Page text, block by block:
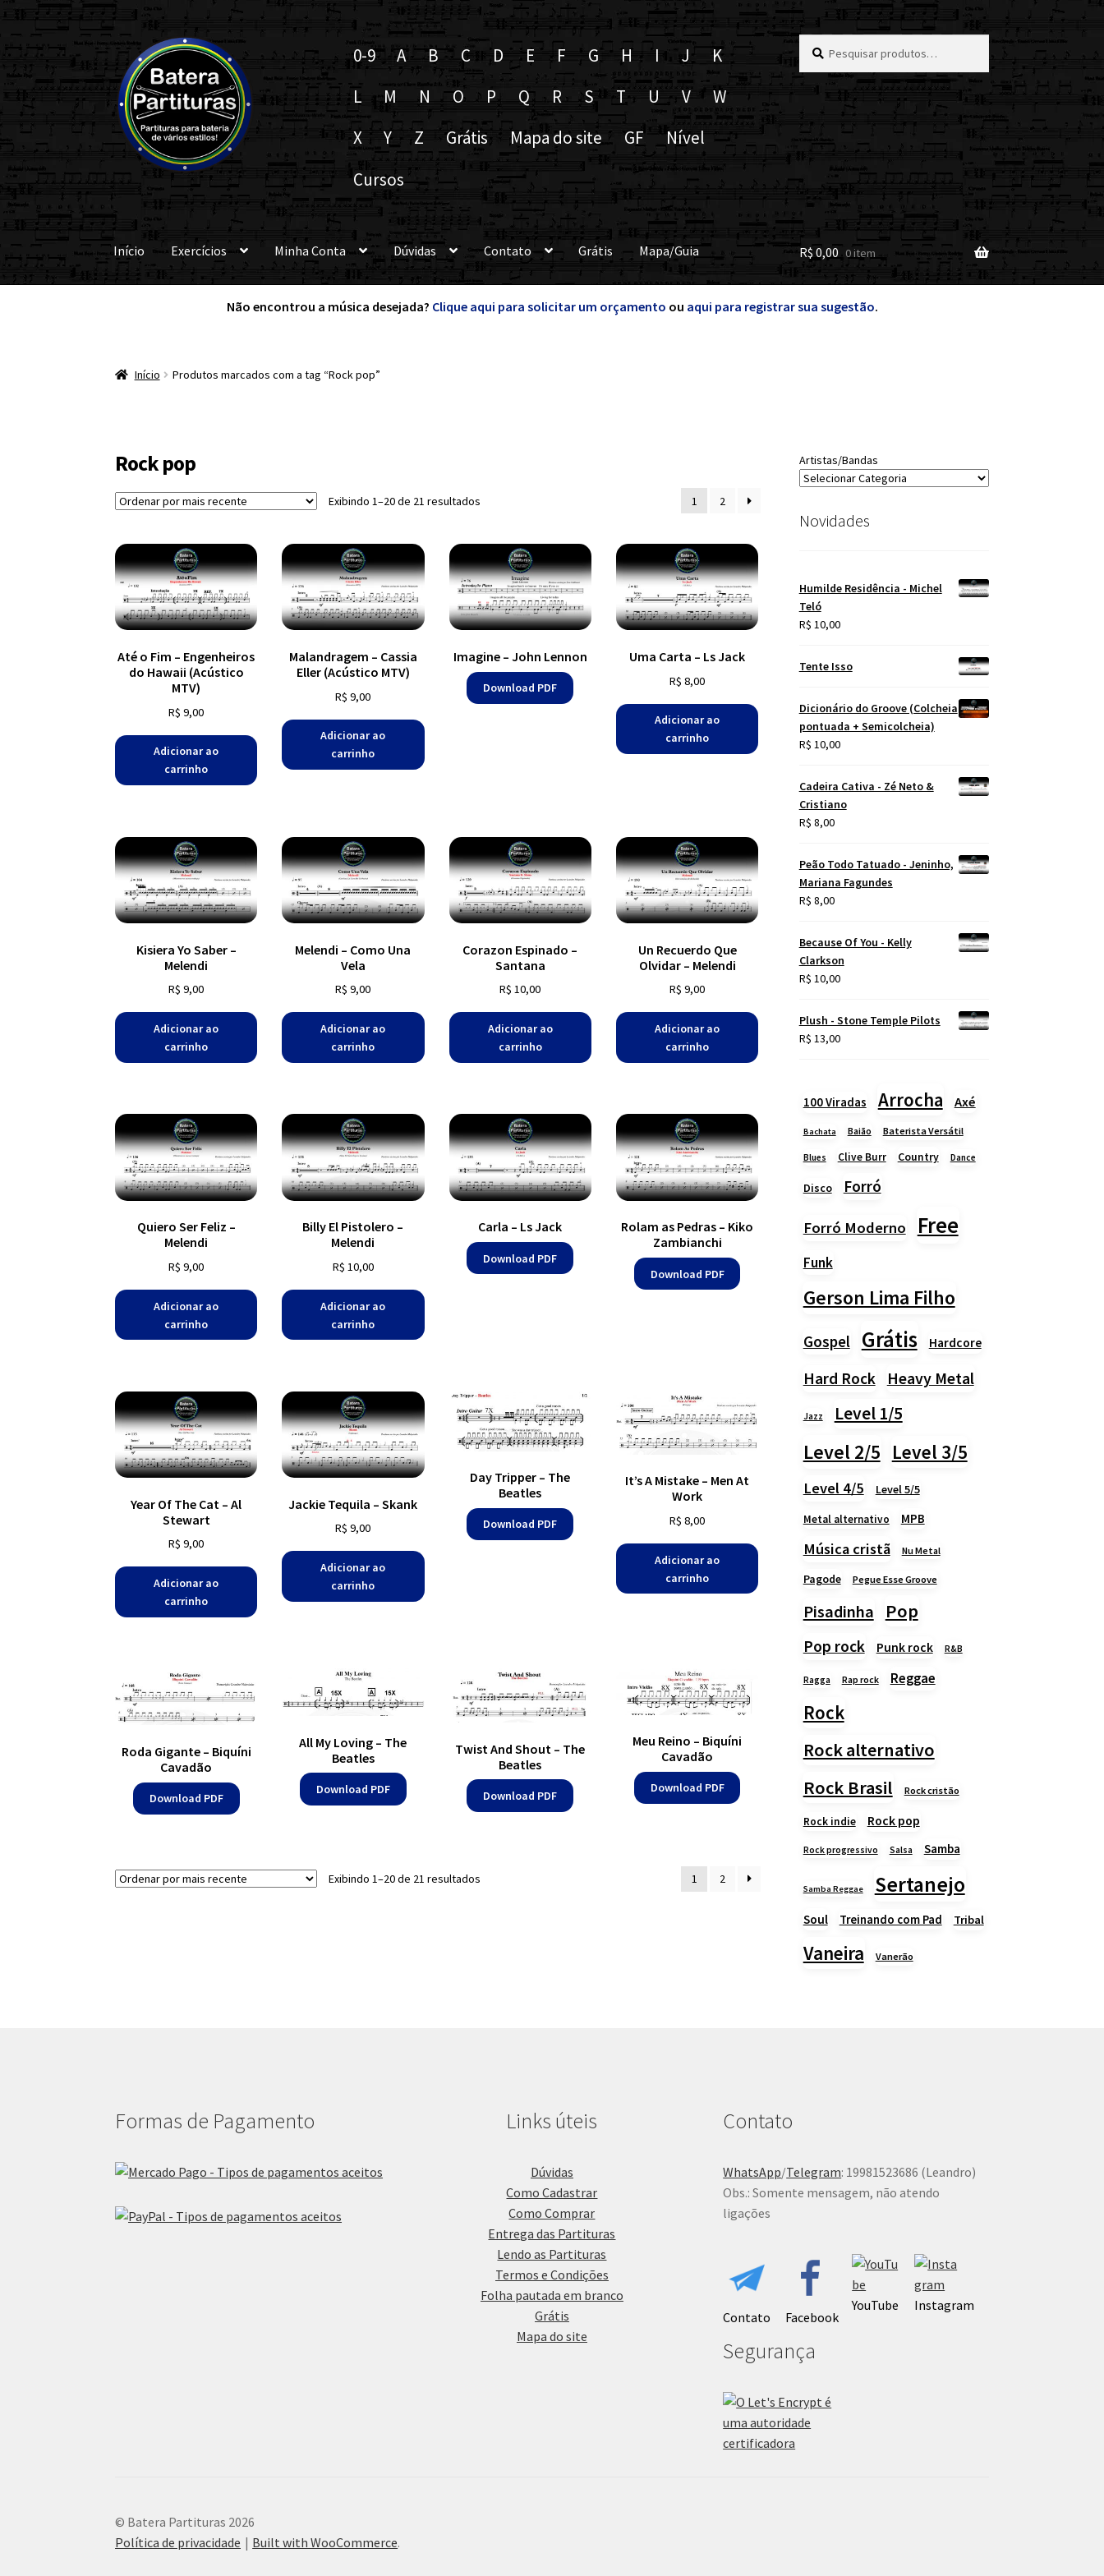
Pular
para
navegação
Pular
para
o
conteúdo
0-9 A B C D E F G H I J
K
L
M N O P Q R S T U V
W
X
Y Z Grátis Mapa do site GF
Nível
Cursos
por:
Início Exercícios Minha Conta Dúvidas Contato Grátis Mapa/Guia R$ 0,00 0 item
Não encontrou a música desejada? Clique aqui para solicitar um orçamento ou aqui para registrar sua sugestão.
Início Produtos marcados com a tag “Rock pop”
Rock pop
Exibindo 1–20 de 21 resultados
recente
1 2
Até o Fim – Engenheiros
do Hawaii (Acústico
MTV)
R$ 9,00
Adicionar ao
carrinho
Malandragem – Cassia
Eller (Acústico MTV)
R$ 9,00
Adicionar ao
carrinho
Imagine – John Lennon
Download PDF
Uma Carta – Ls Jack
R$ 8,00
Adicionar ao
carrinho
Kisiera Yo Saber –
Melendi
R$ 9,00
Adicionar ao
carrinho
Melendi – Como Una
Vela
R$ 9,00
Adicionar ao
carrinho
Corazon Espinado –
Santana
R$ 10,00
Adicionar ao
carrinho
Un Recuerdo Que
Olvidar – Melendi
R$ 9,00
Adicionar ao
carrinho
Quiero Ser Feliz –
Melendi
R$ 9,00
Adicionar ao
carrinho
Billy El Pistolero –
Melendi
R$ 10,00
Adicionar ao
carrinho
Carla – Ls Jack
Download PDF
Rolam as Pedras – Kiko
Zambianchi
Download PDF
Year Of The Cat – Al
Stewart
R$ 9,00
Adicionar ao
carrinho
Jackie Tequila – Skank
R$ 9,00
Adicionar ao
carrinho
Day Tripper – The
Beatles
Download PDF
It’s A Mistake – Men At
Work
R$ 8,00
Adicionar ao
carrinho
Roda Gigante – Biquíni
Cavadão
Download PDF
All My Loving – The
Beatles
Download PDF
Twist And Shout – The
Beatles
Download PDF
Meu Reino – Biquíni
Cavadão
Download PDF
Exibindo 1–20 de 21 resultados 1 2
Artistas/Bandas
Novidades
Humilde Residência - Michel
Teló
R$ 10,00
Tente Isso
Dicionário do Groove (Colcheia
pontuada + Semicolcheia)
R$ 10,00
Cadeira Cativa - Zé Neto &
Cristiano
R$ 8,00
Peão Todo Tatuado - Jeninho,
Mariana Fagundes
R$ 8,00
Because Of You - Kelly
Clarkson
R$ 10,00
Plush - Stone Temple Pilots
R$ 13,00
100 Viradas Arrocha Axé
Bachata Baião Baterista Versátil
Blues Clive Burr Country Dance
Disco Forró
Forró Moderno Free
Funk
Gerson Lima Filho
Gospel Grátis Hardcore
Hard Rock Heavy Metal
Jazz Level 1/5
Level 2/5 Level 3/5
Level 4/5 Level 5/5
Metal alternativo MPB
Música cristã Nu Metal
Pagode Pegue Esse Groove
Pisadinha Pop
Pop rock Punk rock R&B
Ragga Rap rock Reggae
Rock
Rock alternativo
Rock Brasil
Rock cristão
Rock indie Rock pop
Rock progressivo Salsa Samba
Samba Reggae Sertanejo
Soul Treinando com Pad Tribal
Vaneira Vanerão
Formas de Pagamento Links úteis
Dúvidas
Como Cadastrar
Como Comprar
Entrega das Partituras
Lendo as Partituras
Termos e Condições
Folha pautada em branco
Grátis
Mapa do site
Contato
WhatsApp/Telegram: 19981523686 (Leandro)
Obs.: Somente mensagem, não atendo
ligações
Contato Facebook
YouTube Instagram
Segurança
© Batera Partituras 2026
Política de privacidade
Built with WooCommerce.